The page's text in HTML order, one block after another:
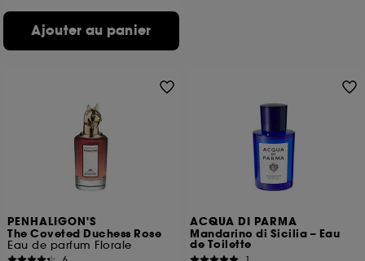
Ajouter au panier
PENHALIGON'S
The Coveted Duchess Rose
Eau de parfum Florale
ACQUA DI PARMA
Mandarino di Sicilia – Eau
de Toilette